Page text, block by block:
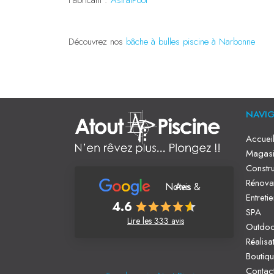
Découvrez nos bâche à bulles piscine à Narbonne
Notes & Avis
4.6
Lire les 333 avis
Accueil
SPA